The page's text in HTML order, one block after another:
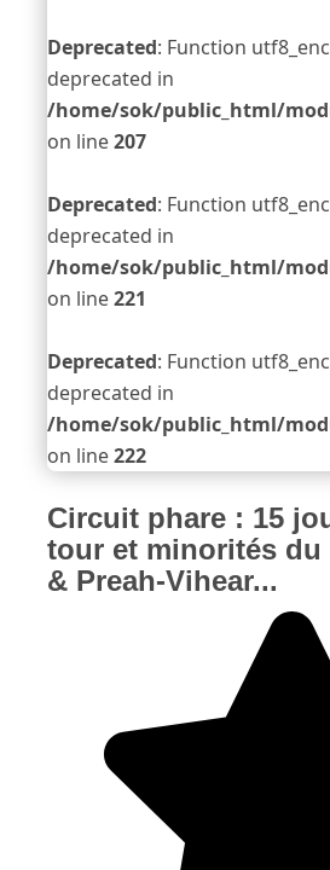
Deprecated: Function
deprecated in
/home/sok/public_html/
on line207
Deprecated: Function
deprecated in
/home/sok/public_html/
on line221
Deprecated: Function
deprecated in
/home/sok/public_html/
on line222
Circuit phare : 15
tour et minorités du
& Preah-Vihear...